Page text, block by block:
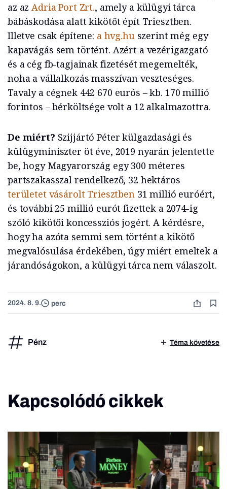
az azAdria Port Zrt., amely a külügyi tárca
bábáskodása alatt kikötőt épít Triesztben.
Illetve csak építene: a hvg.huszerint még egy
kapavágás sem történt. Azért a vezérigazgató
és a cég fb-tagjainak fizetését megemelték,
noha a vállalkozás masszívan veszteséges.
Tavaly a cégnek 442 670 eurós – kb. 170 millió
forintos – bérköltsége volt a 12 alkalmazottra.
De miért? Szijjártó Péter külgazdasági és
külügyminiszter öt éve, 2019 nyarán jelentette
be, hogy Magyarország egy 300 méteres
partszakasszal rendelkező, 32 hektáros
területet vásárolt Triesztben31 millió euróért,
és további 25 millió eurót fizettek a 2074-ig
szóló kikötői koncessziós jogért. A kérdésre,
hogy ha azóta semmi sem történt a kikötő
megvalósulása érdekében, úgy miért emeltek a
járandóságokon, a külügyi tárca nem válaszolt.
2024. 8. 9. perc
Pénz Téma követése
Kapcsolódó cikkek